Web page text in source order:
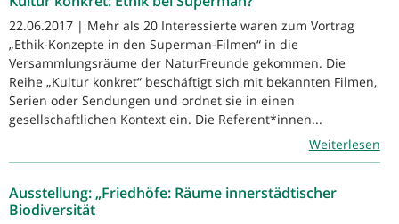
22.06.2017 | Mehr als 20 Interessierte waren zum Vortrag
„Ethik-Konzepte in den Superman-Filmen“ in die
Versammlungsräume der NaturFreunde gekommen. Die
Reihe „Kultur konkret“ beschäftigt sich mit bekannten Filmen,
Serien oder Sendungen und ordnet sie in einen
gesellschaftlichen Kontext ein. Die Referent*innen...
Weiterlesen
Ausstellung: „Friedhöfe: Räume innerstädtischer
Biodiversität